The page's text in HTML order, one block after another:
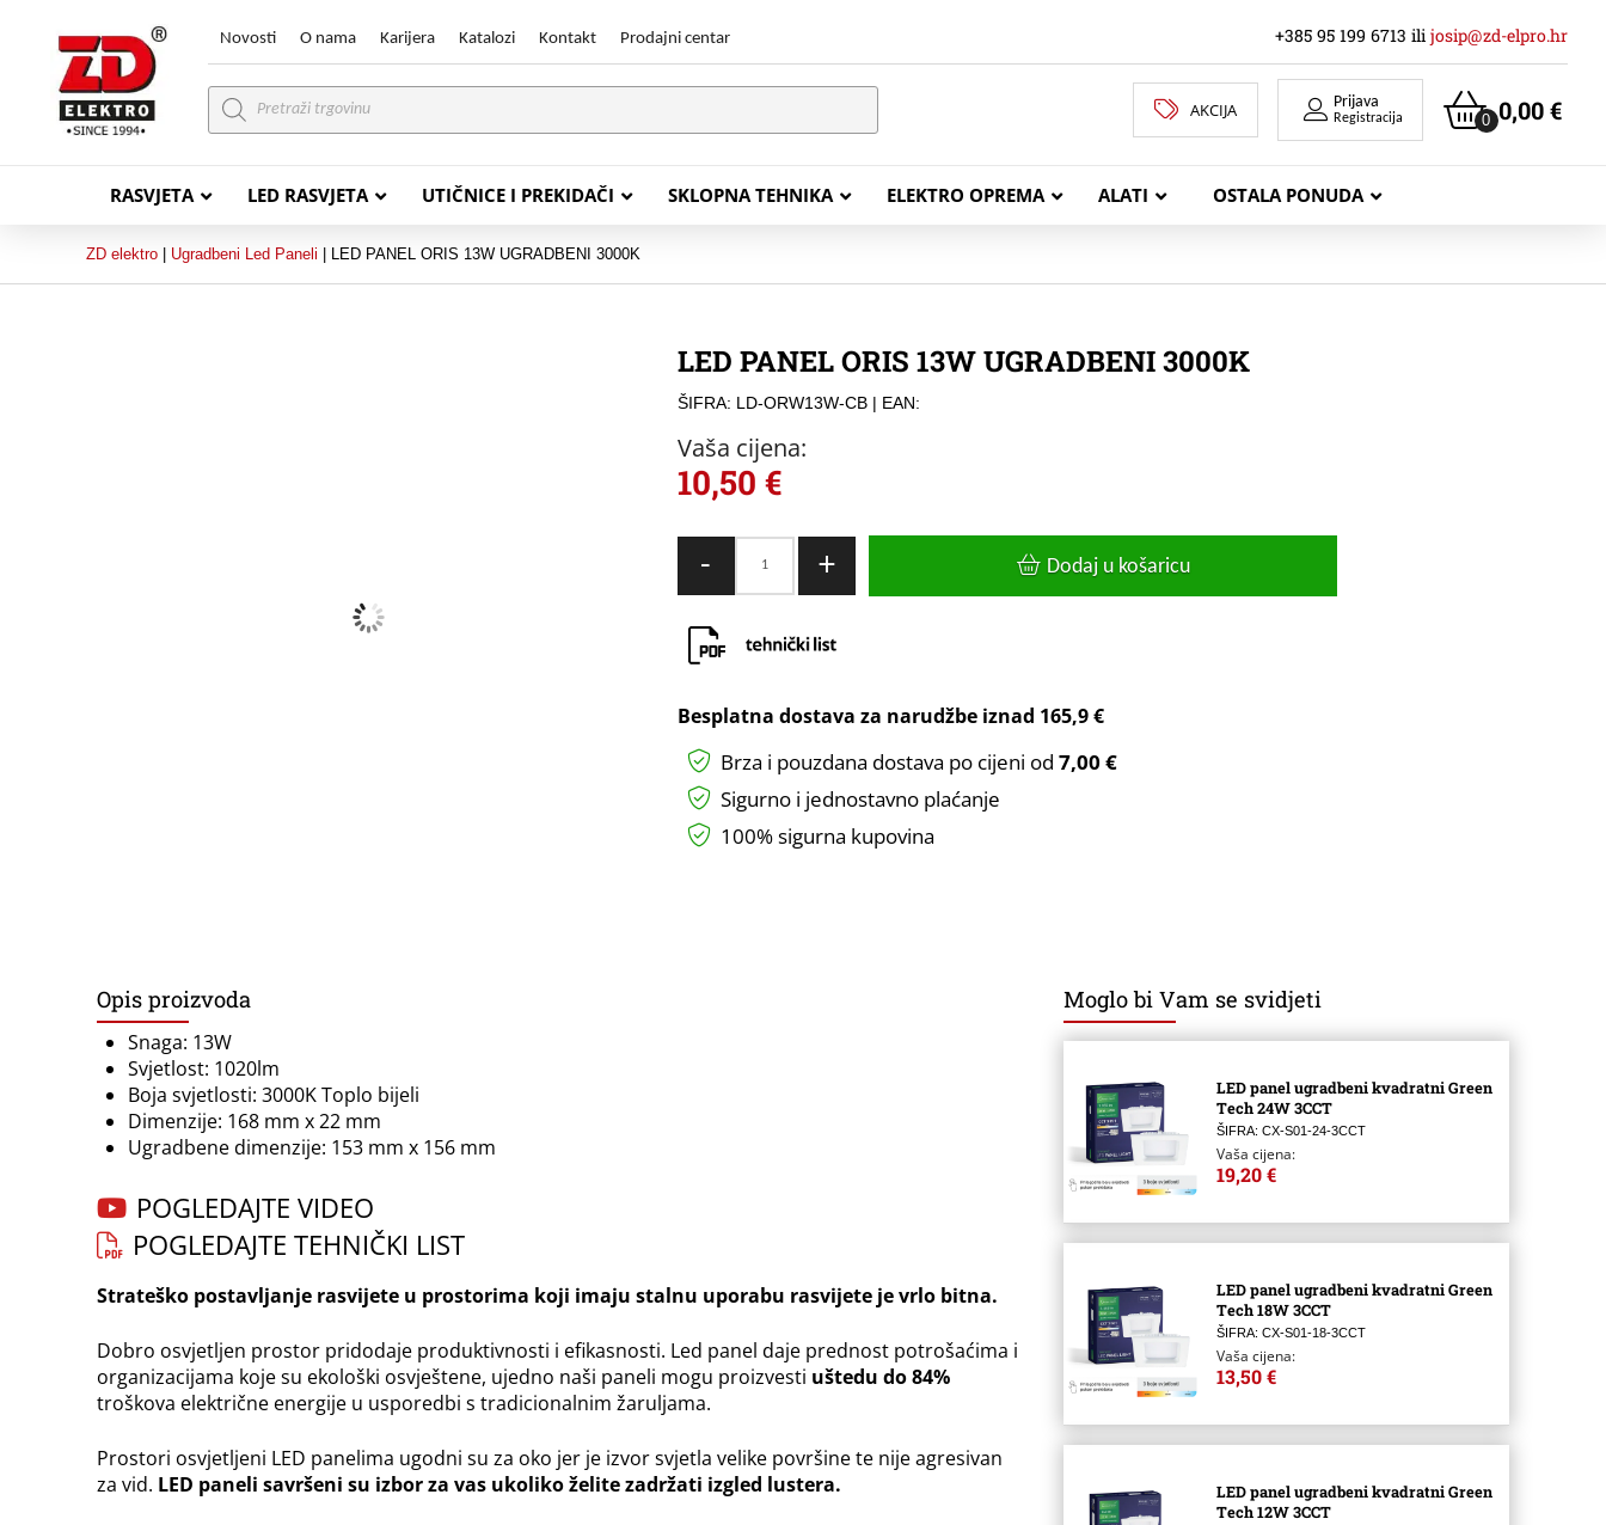
Novosti O nama Karijera Katalozi Kontakt Prodajni centar +385 95 199 6713 ili josip@zd-elpro.hr
Products
search
AKCIJA Prijava
Registracija 0,00€
0
RASVJETA LED RASVJETA UTIČNICE I PREKIDAČI SKLOPNA TEHNIKA ELEKTRO OPREMA ALATI OSTALA PONUDA
ZD elektro Ugradbeni Led Paneli LED PANEL ORIS 13W UGRADBENI 3000K
LED PANEL ORIS 13W UGRADBENI 3000K
ŠIFRA: LD-ORW13W-CB| EAN:
Vaša cijena:
10,50 €
-
13W
+ Dodaj u košaricu
Besplatna dostava za narudžbe iznad 165,9 €
Brza i pouzdana dostava po cijeni od 7,00 €
Sigurno i jednostavno plaćanje
100% sigurna kupovina
Opis proizvoda
Snaga: 13W
Svjetlost: 1020lm
Boja svjetlosti: 3000K Toplo bijeli
Dimenzije: 168 mm x 22 mm
Ugradbene dimenzije: 153 mm x 156 mm
POGLEDAJTE VIDEO
POGLEDAJTE TEHNIČKI LIST
Strateško postavljanje rasvijete u prostorima koji imaju stalnu uporabu rasvijete je vrlo bitna.
Dobro osvjetljen prostor pridodaje produktivnosti i efikasnosti. Led panel daje prednost potrošaćima i
organizacijama koje su ekološki osvještene, ujedno naši paneli mogu proizvesti uštedu do 84%
troškova električne energije u usporedbi s tradicionalnim žaruljama.
Prostori osvjetljeni LED panelima ugodni su za oko jer je izvor svjetla velike površine te nije agresivan
za vid. LED paneli savršeni su izbor za vas ukoliko želite zadržati izgled lustera.
Moglo bi Vam se svidjeti
LED panel ugradbeni kvadratni Green
Tech 24W 3CCT
ŠIFRA: CX-S01-24-3CCT
Vaša cijena:
19,20 €
LED panel ugradbeni kvadratni Green
Tech 18W 3CCT
ŠIFRA: CX-S01-18-3CCT
Vaša cijena:
13,50 €
LED panel ugradbeni kvadratni Green
Tech 12W 3CCT